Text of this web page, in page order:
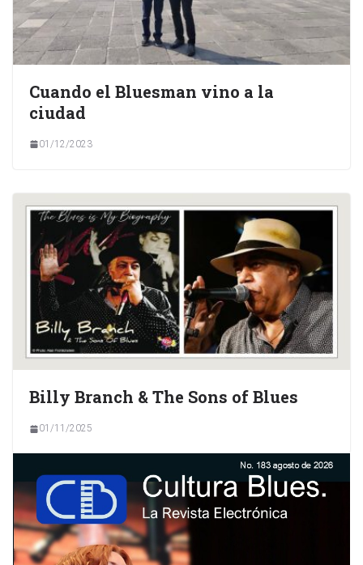
Cuando el Bluesman vino a la
ciudad
01/12/2023
Billy Branch & The Sons of Blues
01/11/2025